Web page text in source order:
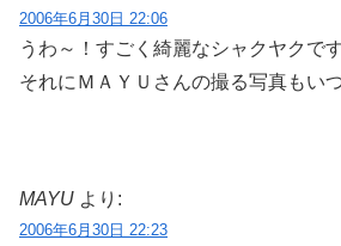
2006年6月30日 22:06
うわ～！すごく綺麗なシャクヤクで
それにＭＡＹＵさんの撮る写真もい
MAYU より:
2006年6月30日 22:23